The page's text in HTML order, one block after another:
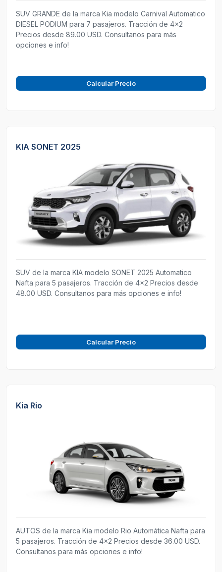
SUV GRANDE de la marca Kia modelo Carnival Automatico
DIESEL PODIUM para 7 pasajeros. Tracción de 4x2
Precios desde 89.00 USD. Consultanos para más
opciones e info!
Calcular Precio
KIA SONET 2025
SUV de la marca KIA modelo SONET 2025 Automatico
Nafta para 5 pasajeros. Tracción de 4x2 Precios desde
48.00 USD. Consultanos para más opciones e info!
Calcular Precio
Kia Rio
AUTOS de la marca Kia modelo Rio Automática Nafta para
5 pasajeros. Tracción de 4x2 Precios desde 36.00 USD.
Consultanos para más opciones e info!